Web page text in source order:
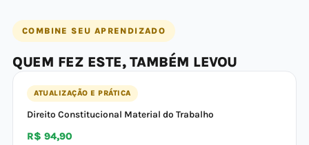
COMBINE SEU APRENDIZADO
QUEM FEZ ESTE, TAMBÉM LEVOU
ATUALIZAÇÃO E PRÁTICA
Direito Constitucional Material do Trabalho
R$ 94,90